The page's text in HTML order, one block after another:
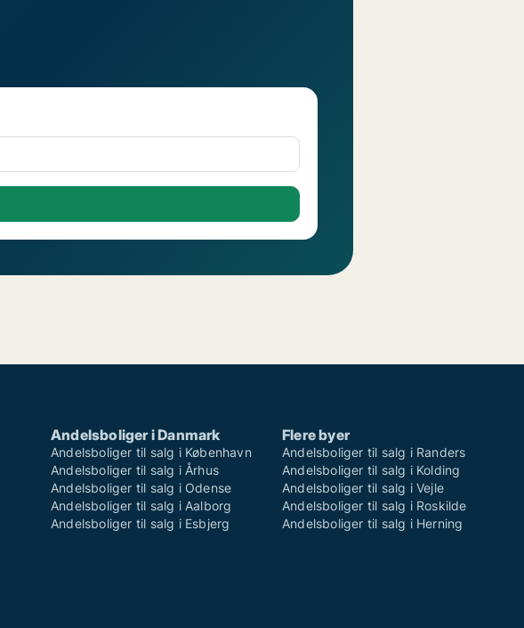
Andelsboliger i Danmark
Andelsboliger til salg i København
Andelsboliger til salg i Århus
Andelsboliger til salg i Odense
Andelsboliger til salg i Aalborg
Andelsboliger til salg i Esbjerg
Flere byer
Andelsboliger til salg i Randers
Andelsboliger til salg i Kolding
Andelsboliger til salg i Vejle
Andelsboliger til salg i Roskilde
Andelsboliger til salg i Herning